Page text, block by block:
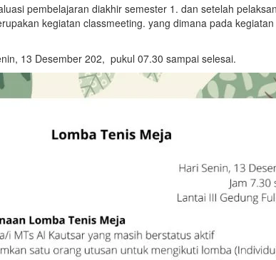
pembelajaran diakhir semester 1. dan setelah
kegiatan classmeeting. yang dimana pada
13 Desember 202, pukul 07.30 sampai selesai.